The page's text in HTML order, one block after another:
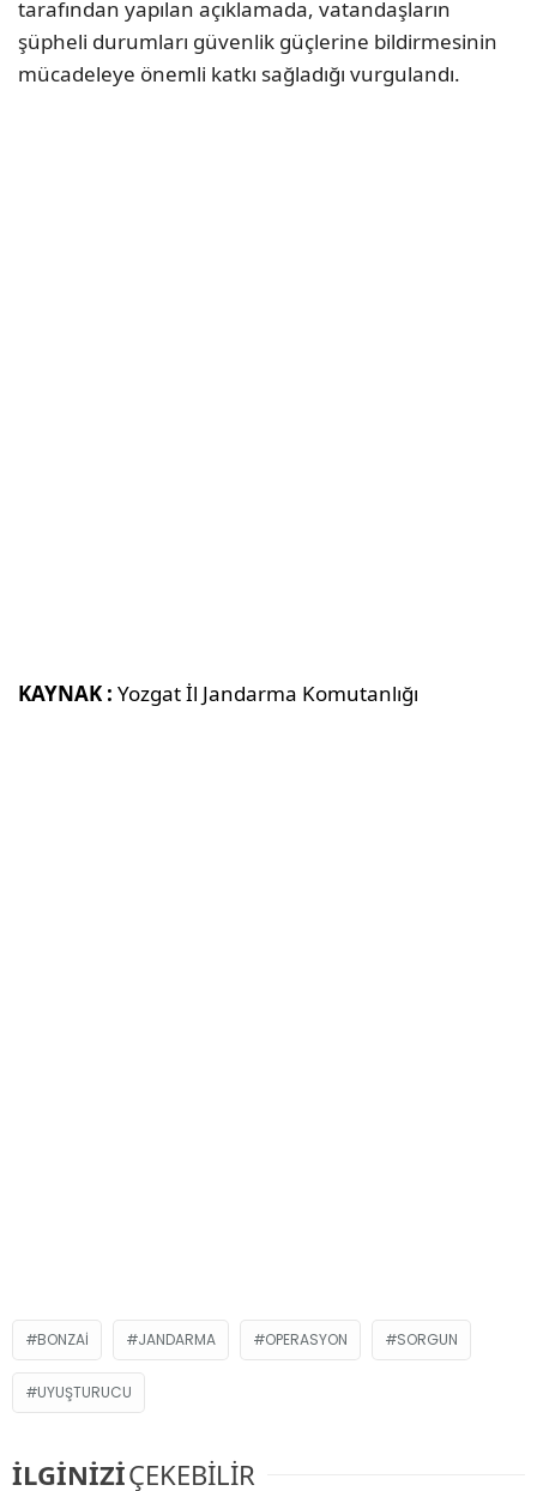
tarafından yapılan açıklamada, vatandaşların
şüpheli durumları güvenlik güçlerine bildirmesinin
mücadeleye önemli katkı sağladığı vurgulandı.
KAYNAK : Yozgat İl Jandarma Komutanlığı
BONZAI JANDARMA OPERASYON SORGUN
UYUŞTURUCU
İLGİNİZİÇEKEBİLİR